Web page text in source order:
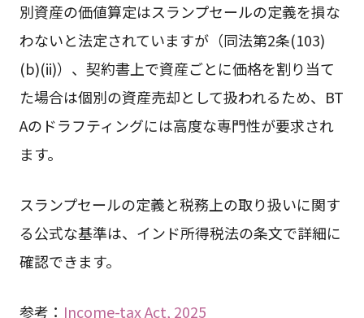
別資産の価値算定はスランプセールの定義を損な
わないと法定されていますが（同法第2条(103)
(b)(ii)）、契約書上で資産ごとに価格を割り当て
た場合は個別の資産売却として扱われるため、BT
Aのドラフティングには高度な専門性が要求され
ます。
スランプセールの定義と税務上の取り扱いに関す
る公式な基準は、インド所得税法の条文で詳細に
確認できます。
参考： Income-tax Act, 2025